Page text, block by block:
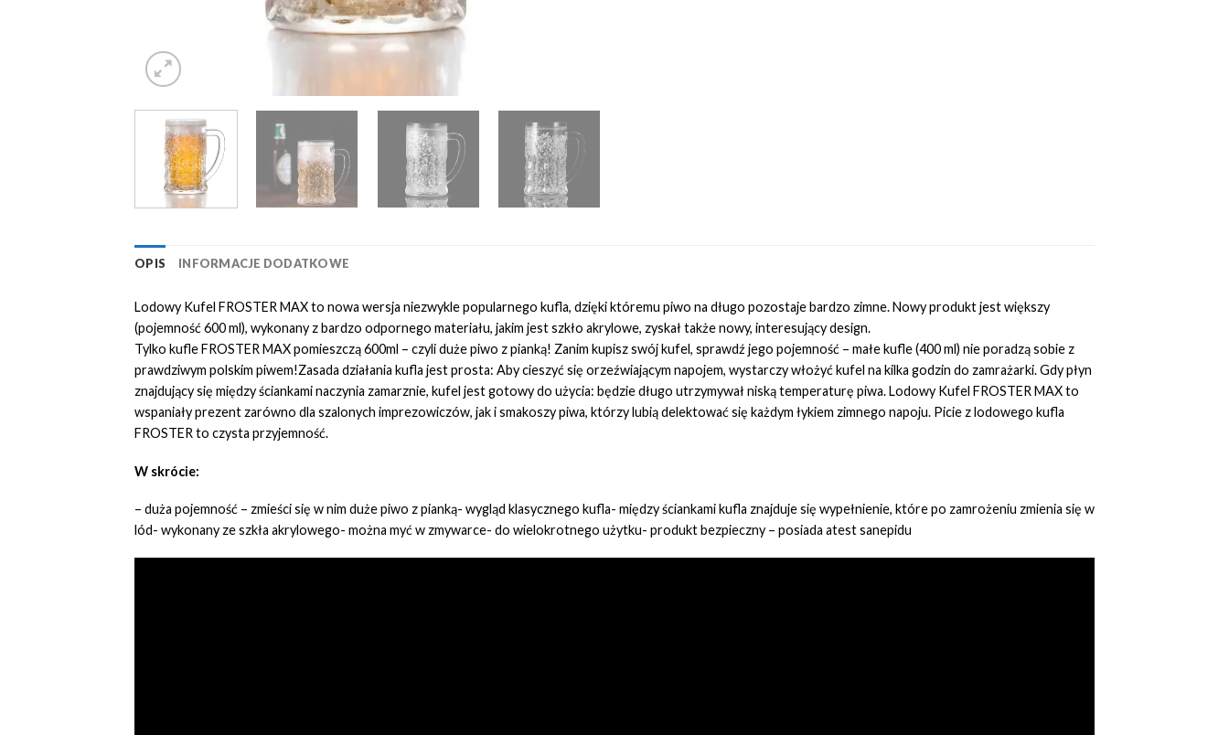
OPIS INFORMACJE DODATKOWE
Lodowy Kufel FROSTER MAX to nowa wersja niezwykle popularnego kufla, dzięki któremu piwo na długo pozostaje bardzo zimne. Nowy produkt jest większy
(pojemność 600 ml), wykonany z bardzo odpornego materiału, jakim jest szkło akrylowe, zyskał także nowy, interesujący design.
Tylko kufle FROSTER MAX pomieszczą 600ml – czyli duże piwo z pianką! Zanim kupisz swój kufel, sprawdź jego pojemność – małe kufle (400 ml) nie poradzą sobie z
prawdziwym polskim piwem!Zasada działania kufla jest prosta: Aby cieszyć się orzeźwiającym napojem, wystarczy włożyć kufel na kilka godzin do zamrażarki. Gdy płyn
znajdujący się między ściankami naczynia zamarznie, kufel jest gotowy do użycia: będzie długo utrzymywał niską temperaturę piwa. Lodowy Kufel FROSTER MAX to
wspaniały prezent zarówno dla szalonych imprezowiczów, jak i smakoszy piwa, którzy lubią delektować się każdym łykiem zimnego napoju. Picie z lodowego kufla
FROSTER to czysta przyjemność.
W skrócie:
– duża pojemność – zmieści się w nim duże piwo z pianką- wygląd klasycznego kufla- między ściankami kufla znajduje się wypełnienie, które po zamrożeniu zmienia się w
lód- wykonany ze szkła akrylowego- można myć w zmywarce- do wielokrotnego użytku- produkt bezpieczny – posiada atest sanepidu